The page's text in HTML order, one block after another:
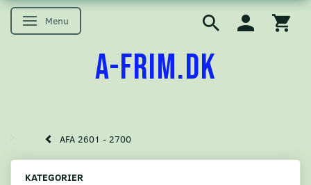
Skifte navigation
Menu
A-FRIM.DK
AFA 2601 - 2700
KATEGORIER